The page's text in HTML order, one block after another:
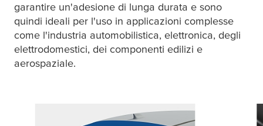
garantire un'adesione di lunga durata e sono
quindi ideali per l'uso in applicazioni complesse
come l'industria automobilistica, elettronica, degli
elettrodomestici, dei componenti edilizi e
aerospaziale.